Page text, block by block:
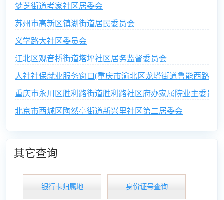
梦芝街道考家社区居委会
苏州市高新区镇湖街道居民委员会
义学路大社区委员会
江北区观音桥街道塔坪社区居务监督委员会
人社社保就业服务窗口(重庆市渝北区龙塔街道鲁能西路社
重庆市永川区胜利路街道胜利路社区府办家属院业主委员会
北京市西城区陶然亭街道新兴里社区第二居委会
其它查询
银行卡归属地 身份证号查询